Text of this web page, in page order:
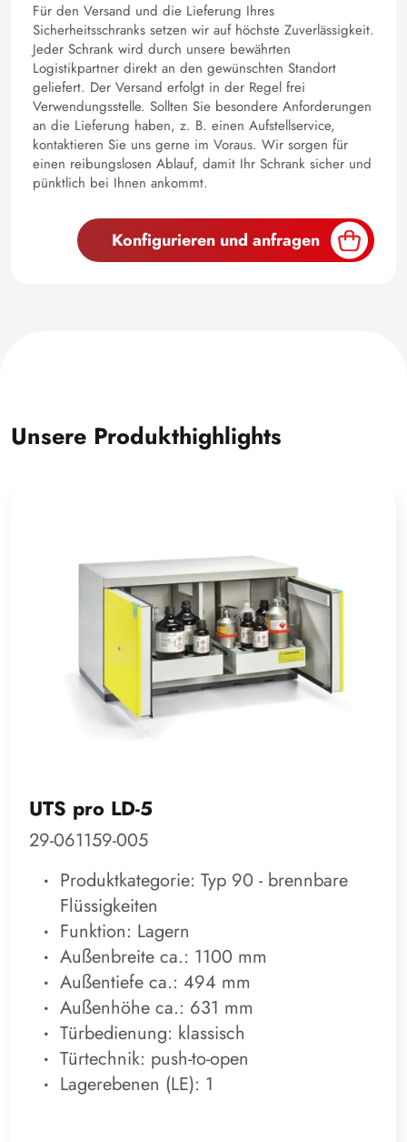
Für den Versand und die Lieferung Ihres
Sicherheitsschranks setzen wir auf höchste Zuverlässigkeit.
Jeder Schrank wird durch unsere bewährten
Logistikpartner direkt an den gewünschten Standort
geliefert. Der Versand erfolgt in der Regel frei
Verwendungsstelle. Sollten Sie besondere Anforderungen
an die Lieferung haben, z. B. einen Aufstellservice,
kontaktieren Sie uns gerne im Voraus. Wir sorgen für
einen reibungslosen Ablauf, damit Ihr Schrank sicher und
pünktlich bei Ihnen ankommt.
Konfigurieren und anfragen
Unsere Produkthighlights
UTS pro LD-5
29-061159-005
Produktkategorie: Typ 90 - brennbare
Flüssigkeiten
Funktion: Lagern
Außenbreite ca.: 1100 mm
Außentiefe ca.: 494 mm
Außenhöhe ca.: 631 mm
Türbedienung: klassisch
Türtechnik: push-to-open
Lagerebenen (LE): 1